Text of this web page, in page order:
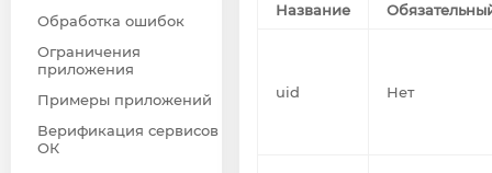
Обработка ошибок
Ограничения
приложения
Примеры приложений
Верификация сервисов
ОК
Название
uid Нет